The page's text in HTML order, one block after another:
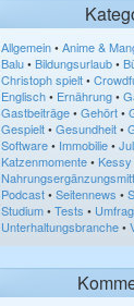
Allgemein • Anime &
Balu • Bildungsurlaub •
Christoph spielt •
Englisch • Ernährung •
Gastbeiträge • Gehört •
Gespielt • Gesundheit •
Software • Immobilie •
Katzenmomente • Kessy
Podcast • Seitennews •
Studium • Tests •
Unterhaltungsbranche •